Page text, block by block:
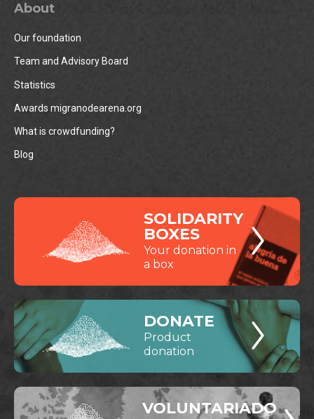
About
Our foundation
Team and Advisory Board
Statistics
Awards migranodearena.org
What is crowdfunding?
Blog
SOLIDARITY
BOXES
Your donation in
a box
DONATE
Product
donation
VOLUNTARIADO